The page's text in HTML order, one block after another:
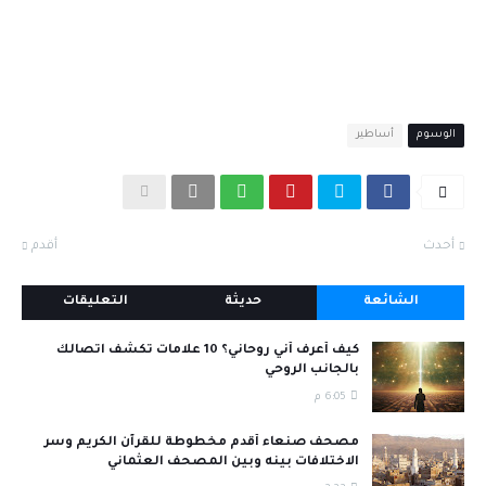
الوسوم أساطير
أحدث أقدم
الشائعة حديثة التعليقات
كيف أعرف أني روحاني؟ 10 علامات تكشف اتصالك
بالجانب الروحي
6:05 م
مصحف صنعاء أقدم مخطوطة للقرآن الكريم وسر
الاختلافات بينه وبين المصحف العثماني